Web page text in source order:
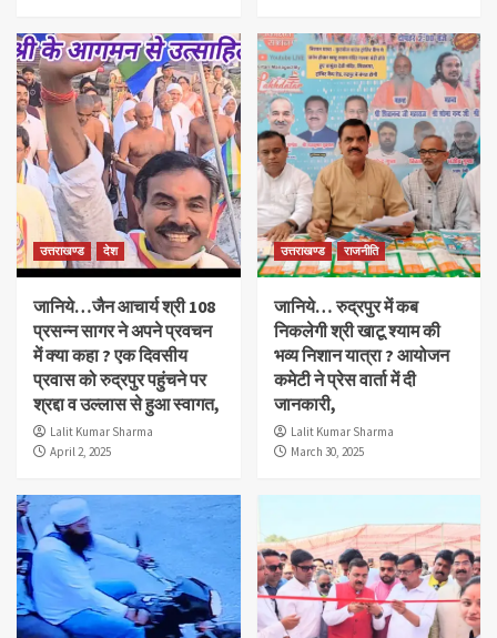
उत्तराखण्ड देश
जानिये…जैन आचार्य श्री 108
प्रसन्न सागर ने अपने प्रवचन
में क्या कहा ? एक दिवसीय
प्रवास को रुद्रपुर पहुंचने पर
श्रद्दा व उल्लास से हुआ स्वागत,
Lalit Kumar Sharma
April 2, 2025
उत्तराखण्ड राजनीति
जानिये… रुद्रपुर में कब
निकलेगी श्री खाटू श्याम की
भव्य निशान यात्रा ? आयोजन
कमेटी ने प्रेस वार्ता में दी
जानकारी,
Lalit Kumar Sharma
March 30, 2025